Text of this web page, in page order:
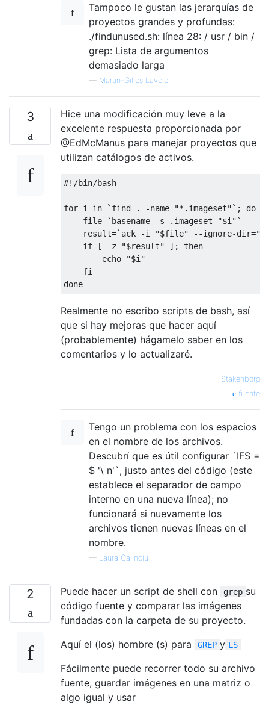
Tampoco le gustan las jerarquías de
proyectos grandes y profundas:
./findunused.sh: línea 28: / usr / bin /
grep: Lista de argumentos
demasiado larga
— Martin-Gilles Lavoie
3
Hice una modificación muy leve a la
excelente respuesta proporcionada por
@EdMcManus para manejar proyectos que
utilizan catálogos de activos.
#!/bin/bash
for i in `find . -name "*.imageset"` ;
do
    file
=`basename -s .imageset "$i"`
    result
=`ack -i "$file" --ignore-
if
[ -z "$result" ];
then
        echo
"$i"
fi
done
Realmente no escribo scripts de bash, así
que si hay mejoras que hacer aquí
(probablemente) hágamelo saber en los
comentarios y lo actualizaré.
— Stakenborg
fuente
Tengo un problema con los espacios
en el nombre de los archivos.
Descubrí que es útil configurar `IFS =
$ '\ n'`, justo antes del código (este
establece el separador de campo
interno en una nueva línea); no
funcionará si nuevamente los
archivos tienen nuevas líneas en el
nombre.
— Laura Calinoiu
2 Puede hacer un script de shell con grep su
código fuente y comparar las imágenes
fundadas con la carpeta de su proyecto.
Aquí el (los) hombre (s) para
GREP y LS
Fácilmente puede recorrer todo su archivo
fuente, guardar imágenes en una matriz o
algo igual y usar